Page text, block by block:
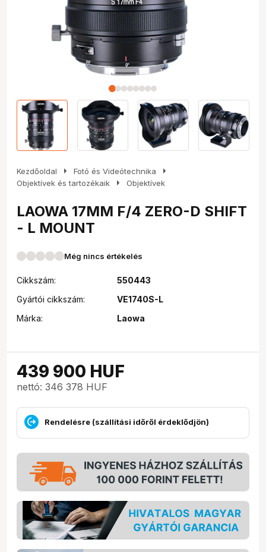
Kezdőoldal arrow_right Fotó és Videótechnika arrow_right
Objektívek és tartozékaik arrow_right Objektívek
LAOWA 17MM F/4 ZERO-D SHIFT
- L MOUNT
Még nincs értékelés
Cikkszám:
550443
Gyártói cikkszám:
VE1740S-L
Márka:
Laowa
439 900 HUF
nettó: 346 378 HUF
Rendelésre (szállítási időről érdeklődjön)